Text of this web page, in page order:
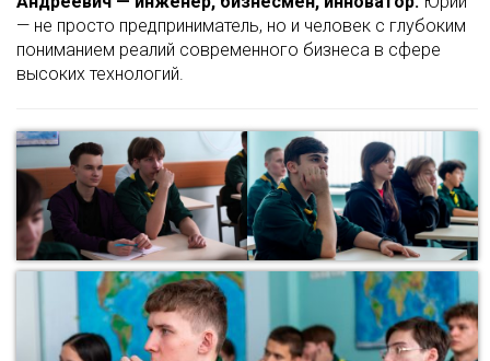
— не просто предприниматель, но и человек с глубоким
пониманием реалий современного бизнеса в сфере
высоких технологий.